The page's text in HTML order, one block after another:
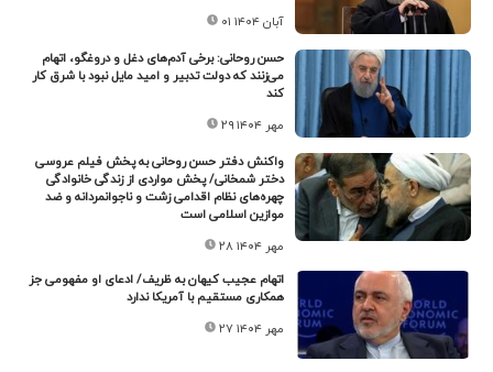
۰۱ آبان ۱۴۰۴
حسن روحانی: برخی آدم‌های دغل و دروغگو، اتهام
می‌زنند که دولت تدبیر و امید مایل نبود با شرق کار
کند
۲۹ مهر ۱۴۰۴
واکنش دفتر حسن روحانی به پخش فیلم عروسی
دختر شمخانی/ پخش مواردی از زندگی خانوادگی
چهره‌های نظام اقدامی زشت و ناجوانمردانه و ضد
موازین اسلامی است
۲۸ مهر ۱۴۰۴
اتهام‌ عجیب کیهان به ظریف/ ادعای او مفهومی جز
همکاری مستقیم با آمریکا ندارد
۲۷ مهر ۱۴۰۴